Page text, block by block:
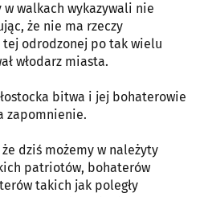
w walkach wykazywali nie
że nie ma rzeczy
odrodzonej po tak wielu
włodarz miasta.
bitwa i jej bohaterowie
zapomnienie.
dziś możemy w należyty
patriotów, bohaterów
takich jak poległy